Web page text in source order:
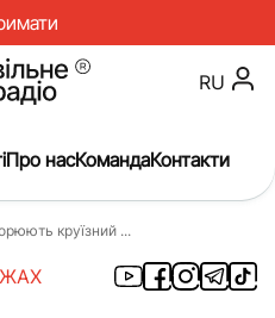
Новини
Окупація
RU
Про насКомандаКонтакти
круїзний ...